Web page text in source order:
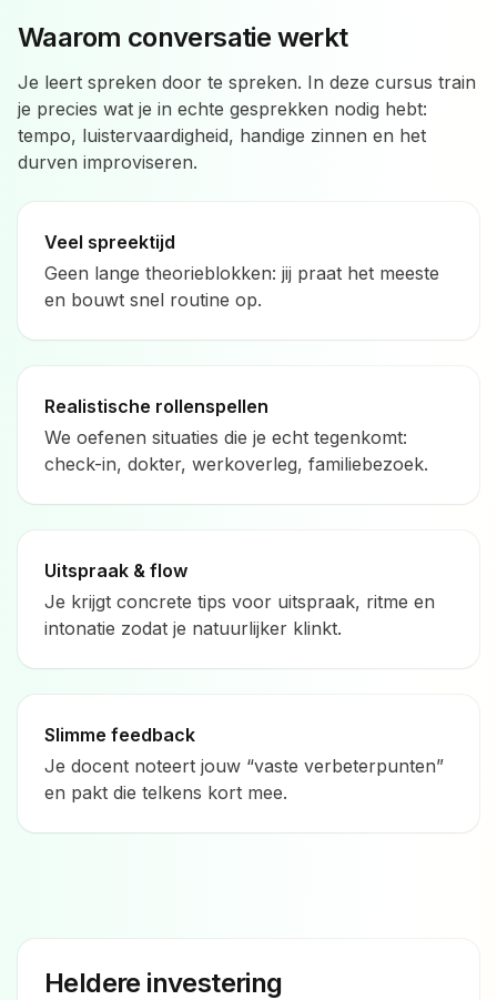
Waarom conversatie werkt
Je leert spreken door te spreken. In deze cursus train
je precies wat je in echte gesprekken nodig hebt:
tempo, luistervaardigheid, handige zinnen en het
durven improviseren.
Veel spreektijd
Geen lange theorieblokken: jij praat het meeste
en bouwt snel routine op.
Realistische rollenspellen
We oefenen situaties die je echt tegenkomt:
check-in, dokter, werkoverleg, familiebezoek.
Uitspraak & flow
Je krijgt concrete tips voor uitspraak, ritme en
intonatie zodat je natuurlijker klinkt.
Slimme feedback
Je docent noteert jouw “vaste verbeterpunten”
en pakt die telkens kort mee.
Heldere investering